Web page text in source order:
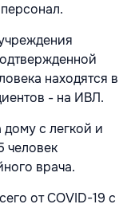
персонал.
находятся в
- на ИВЛ.
дому с легкой и
человек
врача.
от COVID-19 с